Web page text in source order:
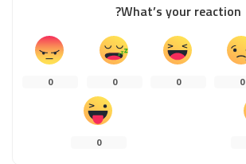
What’s your reaction?
0
0
0
0
0